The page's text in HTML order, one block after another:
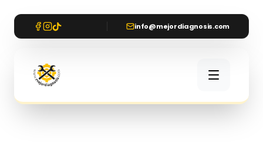
info@mejordiagnosis.com